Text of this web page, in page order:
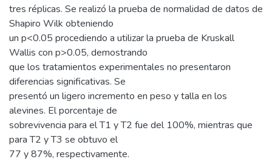
tres réplicas. Se realizó la prueba de normalidad de datos de
Shapiro Wilk obteniendo
un p<0.05 procediendo a utilizar la prueba de Kruskall
Wallis con p>0.05, demostrando
que los tratamientos experimentales no presentaron
diferencias significativas. Se
presentó un ligero incremento en peso y talla en los
alevines. El porcentaje de
sobrevivencia para el T1 y T2 fue del 100%, mientras que
para T2 y T3 se obtuvo el
77 y 87%, respectivamente.